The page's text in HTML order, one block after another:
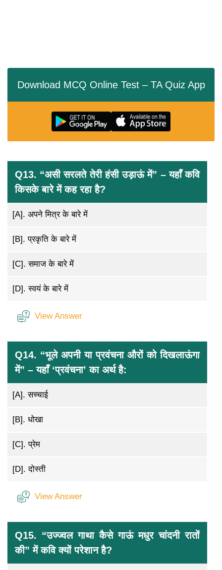
Download MCQ Online Test – TA Quiz App
Q13. “असी सरलते तेरी हंसी उड़ाऊं में” – यहाँ कवि
किसके बारे में कह रहा है?
[A]. अपने मित्र के बारे में
[B].प्रकृति के बारे में
[C].समाज के बारे में
[D].स्वयं के बारे में
View Answer
Q14. “भूले अपनी या प्रवंचना औरों को दिखलाऊंगा
में” – यहाँ ‘प्रवंचना’ का अर्थ है:
[A].सच्चाई
[B]. धोखा
[C].प्रेम
[D].दोस्ती
View Answer
Q15. “उज्ज्वल गाथा कैसे गाऊं मधुर चांदनी रातों
की” में कवि क्यों परेशान है?